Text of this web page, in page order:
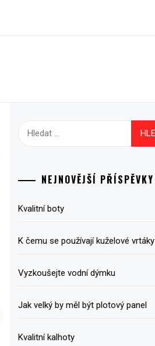
NEJNOVĚJŠÍ PŘÍSPĚVKY
Kvalitní boty
K čemu se používají kuželové vrtáky
Vyzkoušejte vodní dýmku
Jak velký by měl být plotový panel
Kvalitní kalhoty